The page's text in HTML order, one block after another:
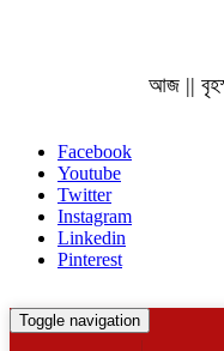
আজ ||
Facebook
Youtube
Twitter
Instagram
Linkedin
Pinterest
Toggle navigation